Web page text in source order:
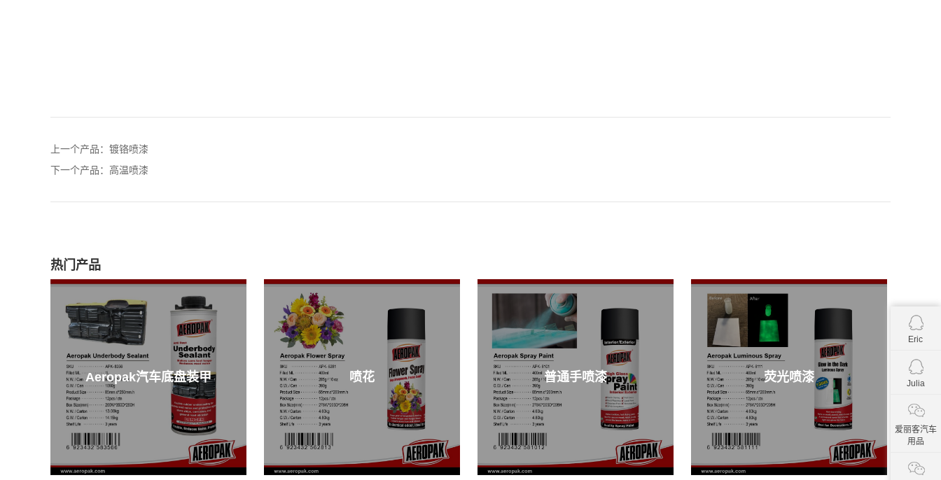
上一个产品： 镀铬喷漆
下一个产品： 高温喷漆
热门产品
Aeropak汽车底盘装甲 喷花 普通手喷漆 荧光喷漆
Eric
Julia
爱丽客汽车
用品